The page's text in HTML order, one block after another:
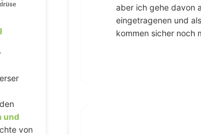
aber ich gehe davon
eingetragenen und
kommen sicher noch
und
von